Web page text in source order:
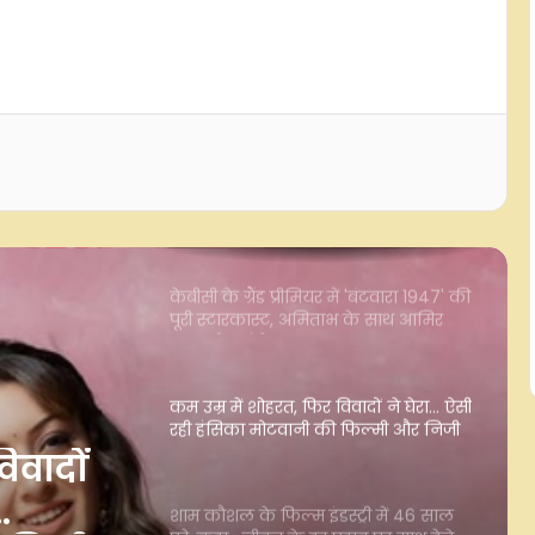
में
पूरी स्टारकास्ट, अमिताभ के साथ आमिर
कम उम्र में शोहरत, फिर विवादों ने घेरा… ऐसी
रही हंसिका मोटवानी की फिल्मी और निजी
शाम कौशल के फिल्म इंडस्ट्री में 46 साल
पूरे, कहा- जीवन के हर पड़ाव पर साथ देने
जेपीएससी-जेएसएसी विवाद: आंदोलित छात्रों